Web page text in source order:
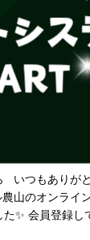
いつもありが
山のオンライ
✨ 会員登録し